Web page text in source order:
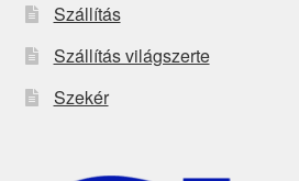
Szállítás
Szállítás világszerte
Szekér